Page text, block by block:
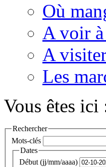
Où
A voir
A
Les
Vous êtes ici
Rechercher
Mots-clés
Dates
Début (jj/mm/aaaa)